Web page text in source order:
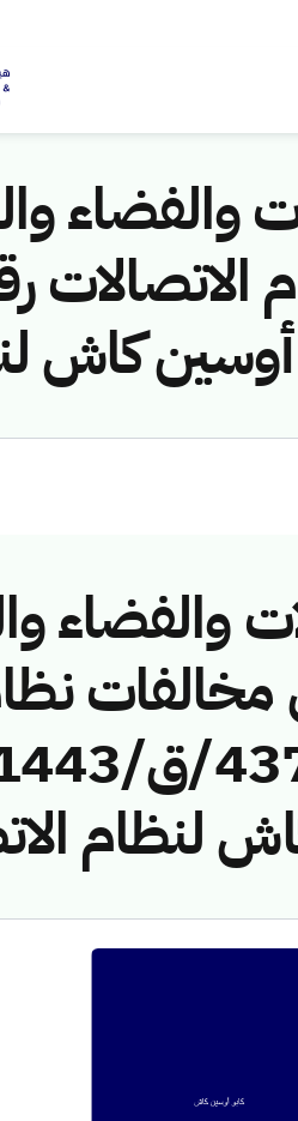
والفضاء
أوسين كاش
والفضاء
مخالفات
لنظام